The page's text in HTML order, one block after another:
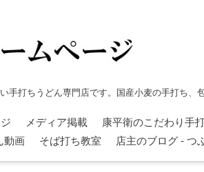
手打ちうどん専門店です。国産小麦の手打ち、
メディア掲載 康平衛のこだわり手
動画 そば打ち教室 店主のブログ - つ